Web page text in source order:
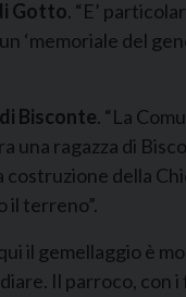
Gotto. “E’
‘memoriale del
Bisconte. “La
una ragazza di
della
il terreno”.
il gemellaggio è
Il parroco,